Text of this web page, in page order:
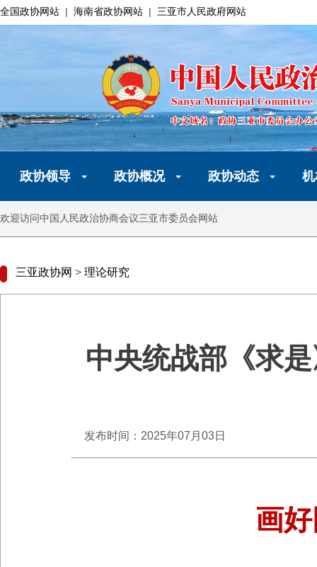
全国政协网站 | 海南省政协网站 | 三亚市人民政府网站
政协领导 政协概况 政协动态
欢迎访问中国人民政治协商会议三亚市委员会网站
三亚政协网 > 理论研究
中央统战部《求
发布时间：2025年07月03日
画